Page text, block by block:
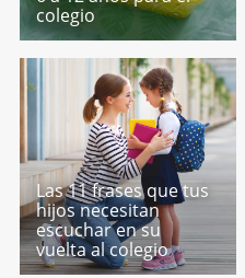
colegio
Las 11 frases que tus
hijos necesitan
escuchar en su
vuelta al colegio